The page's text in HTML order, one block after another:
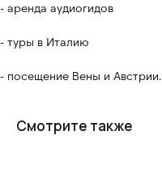
- аренда аудиогидов
- туры в Италию
- посещение Вены и Австрии.
Смотрите также